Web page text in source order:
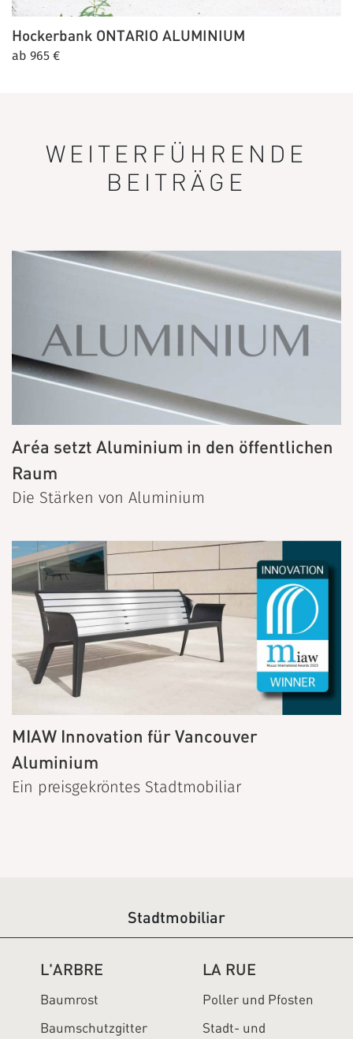
Hockerbank ONTARIO ALUMINIUM
ab 965 €
WEITERFÜHRENDE
BEITRÄGE
Aréa setzt Aluminium in den öffentlichen
Raum
Die Stärken von Aluminium
MIAW Innovation für Vancouver
Aluminium
Ein preisgekröntes Stadtmobiliar
Stadtmobiliar
L'ARBRE
Baumrost
Baumschutzgitter
LA RUE
Poller und Pfosten
Stadt- und